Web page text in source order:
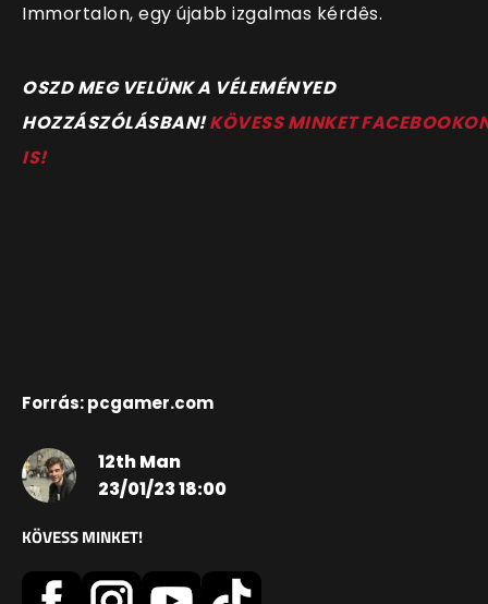
Immortalon, egy újabb izgalmas kérdês.
OSZD MEG VELÜNK A VÉLEMÉNYED
HOZZÁSZÓLÁSBAN!KÖVESS MINKET
IS!
Forrás: pcgamer.com
12th Man
23/01/23 18:00
KÖVESS MINKET!